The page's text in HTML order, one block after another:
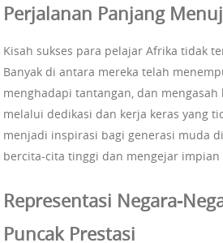
Perjalanan Panjang
Kisah sukses para pelajar Afrika tidak
Banyak di antara mereka telah
menghadapi tantangan, dan mengasah
melalui dedikasi dan kerja keras yang
menjadi inspirasi bagi generasi muda
bercita-cita tinggi dan mengejar impian
Representasi Negara-
Puncak Prestasi